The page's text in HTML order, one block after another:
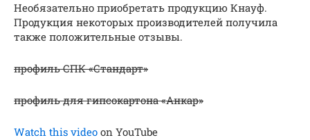
Необязательно приобретать продукцию Кнауф.
Продукция некоторых производителей получила
также положительные отзывы.
профиль СПК «Стандарт»
профиль для гипсокартона «Анкар»
Watch this video on YouTube